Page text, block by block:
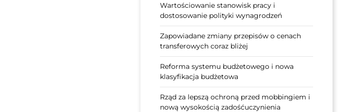
Wartościowanie stanowisk pracy i
dostosowanie polityki wynagrodzeń
Zapowiadane zmiany przepisów o cenach
transferowych coraz bliżej
Reforma systemu budżetowego i nowa
klasyfikacja budżetowa
Rząd za lepszą ochroną przed mobbingiem i
nową wysokością zadośćuczynienia